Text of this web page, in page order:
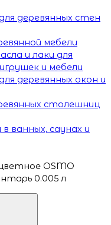
деревянных стен
мебели
и лаки для
и мебели
деревянных окон и
столешниц
ванных, саунах и
OSMO
0.005 л